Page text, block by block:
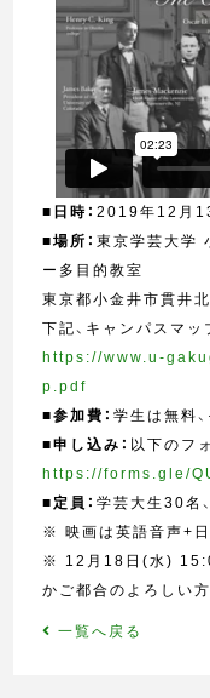
■ 日時：2019年12月
■場所：東京学芸大学
ー多目的教室
東京都小金井市貫井
下記、キャンパスマ
https://www.u-
p.pdf
■参加費：学生は無料
■申し込み： 以下のフ
https://forms.gle/
■ 定員：学芸大生30名
※ 映画は英語音声+日
※ 12月18日(水)
かご都合のよろしい
一覧へ戻る